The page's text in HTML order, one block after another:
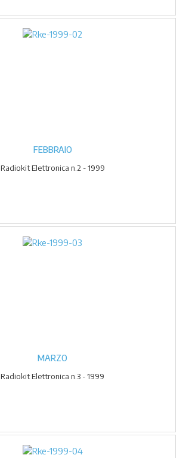
FEBBRAIO
Radiokit Elettronica n.2 - 1999
MARZO
Radiokit Elettronica n.3 - 1999